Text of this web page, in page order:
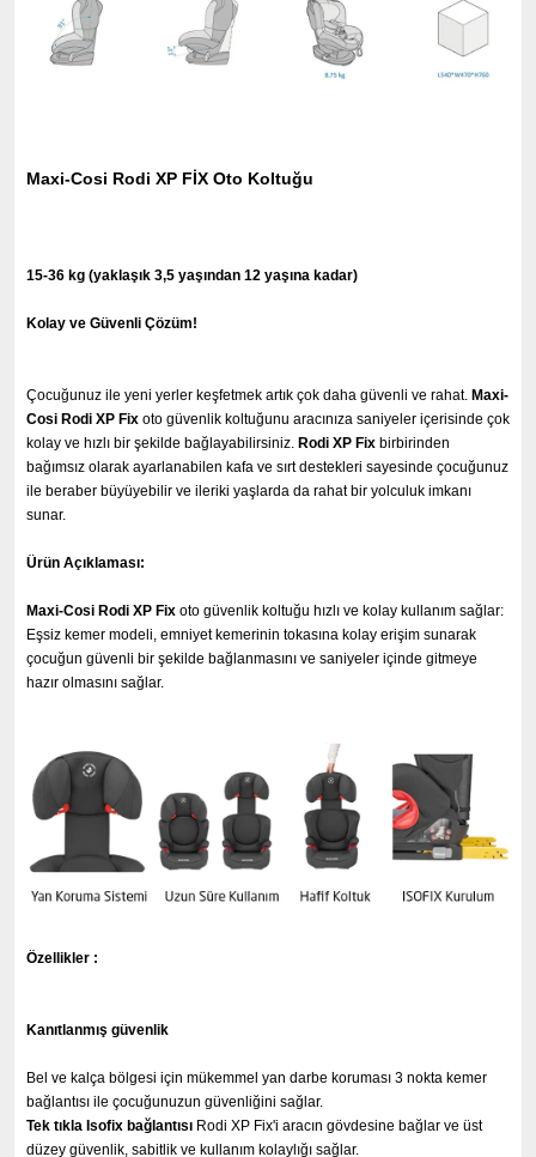
Maxi-Cosi Rodi XP FİX Oto Koltuğu
15-36 kg (yaklaşık 3,5 yaşından 12 yaşına kadar)
Kolay ve Güvenli Çözüm!
Çocuğunuz ile yeni yerler keşfetmek artık çok daha güvenli ve rahat. Maxi-
Cosi Rodi XP Fix oto güvenlik koltuğunu aracınıza saniyeler içerisinde çok
kolay ve hızlı bir şekilde bağlayabilirsiniz. Rodi XP Fix birbirinden
bağımsız olarak ayarlanabilen kafa ve sırt destekleri sayesinde çocuğunuz
ile beraber büyüyebilir ve ileriki yaşlarda da rahat bir yolculuk imkanı
sunar.
Ürün Açıklaması:
Maxi-Cosi Rodi XP Fix oto güvenlik koltuğu hızlı ve kolay kullanım sağlar:
Eşsiz kemer modeli, emniyet kemerinin tokasına kolay erişim sunarak
çocuğun güvenli bir şekilde bağlanmasını ve saniyeler içinde gitmeye
hazır olmasını sağlar.
Özellikler :
Kanıtlanmış güvenlik
Bel ve kalça bölgesi için mükemmel yan darbe koruması 3 nokta kemer
bağlantısı ile çocuğunuzun güvenliğini sağlar.
Tek tıkla Isofix bağlantısı Rodi XP Fix'i aracın gövdesine bağlar ve üst
düzey güvenlik, sabitlik ve kullanım kolaylığı sağlar.